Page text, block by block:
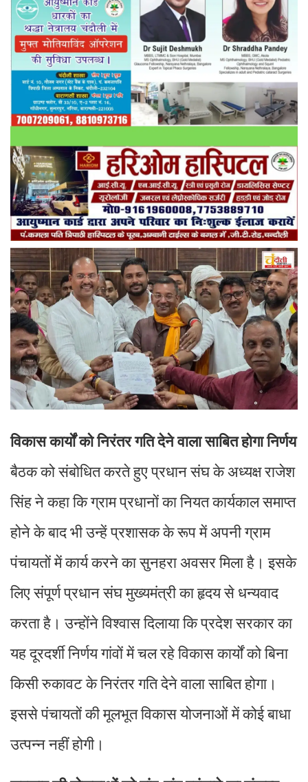
विकास कार्यों को निरंतर गति देने वाला साबित होगा निर्णय
बैठक को संबोधित करते हुए प्रधान संघ के अध्यक्ष राजेश
सिंह ने कहा कि ग्राम प्रधानों का नियत कार्यकाल समाप्त
होने के बाद भी उन्हें प्रशासक के रूप में अपनी ग्राम
पंचायतों में कार्य करने का सुनहरा अवसर मिला है। इसके
लिए संपूर्ण प्रधान संघ मुख्यमंत्री का हृदय से धन्यवाद
करता है। उन्होंने विश्वास दिलाया कि प्रदेश सरकार का
यह दूरदर्शी निर्णय गांवों में चल रहे विकास कार्यों को बिना
किसी रुकावट के निरंतर गति देने वाला साबित होगा।
इससे पंचायतों की मूलभूत विकास योजनाओं में कोई बाधा
उत्पन्न नहीं होगी।